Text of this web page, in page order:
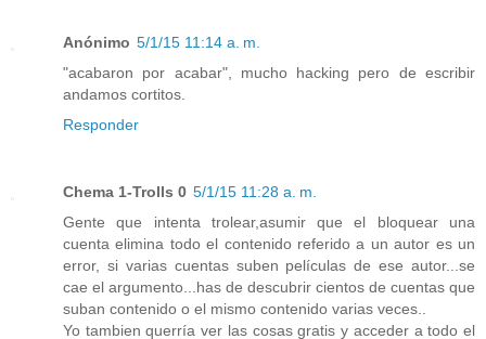
Anónimo 5/1/15 11:14 a. m.
"acabaron por acabar", mucho hacking pero de escribir
andamos cortitos.
Responder
Chema 1-Trolls 0 5/1/15 11:28 a. m.
Gente que intenta trolear,asumir que el bloquear una
cuenta elimina todo el contenido referido a un autor es un
error, si varias cuentas suben películas de ese autor...se
cae el argumento...has de descubrir cientos de cuentas que
suban contenido o el mismo contenido varias veces..
Yo tambien querría ver las cosas gratis y acceder a todo el